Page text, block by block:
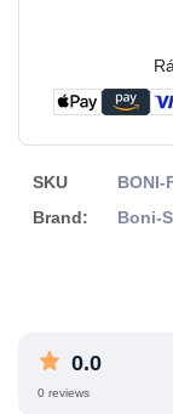
SKU
BONI-
Brand:
Boni-
0.0
0 reviews